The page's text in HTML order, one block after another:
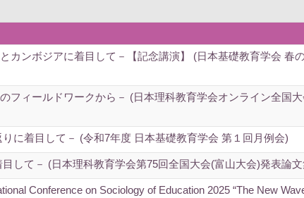
カンボジアに着目して－【記念講演】 (日本基礎教育学会 春
フィールドワークから－ (日本理科教育学会オンライン全国
に着目して－ (令和7年度 日本基礎教育学会 第１回月例会)
して－ (日本理科教育学会第75回全国大会(富山大会)発表論
Conference on Sociology of Education 2025 “The New